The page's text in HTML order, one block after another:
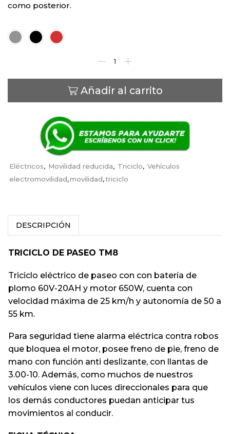
como posterior.
Añadir al carrito
Eléctricos, Movilidad reducida, Triciclo, Vehículos
electromovilidad,movilidad,triciclo
DESCRIPCIÓN
TRICICLO DE PASEO TM8
Triciclo eléctrico de paseo con con batería de
plomo 60V-20AH y motor 650W, cuenta con
velocidad máxima de 25 km/h y autonomía de 50 a
55 km.
Para seguridad tiene alarma eléctrica contra robos
que bloquea el motor, posee freno de pie, freno de
mano con función anti deslizante, con llantas de
3.00-10. Además, como muchos de nuestros
vehículos viene con luces direccionales para que
los demás conductores puedan anticipar tus
movimientos al conducir.